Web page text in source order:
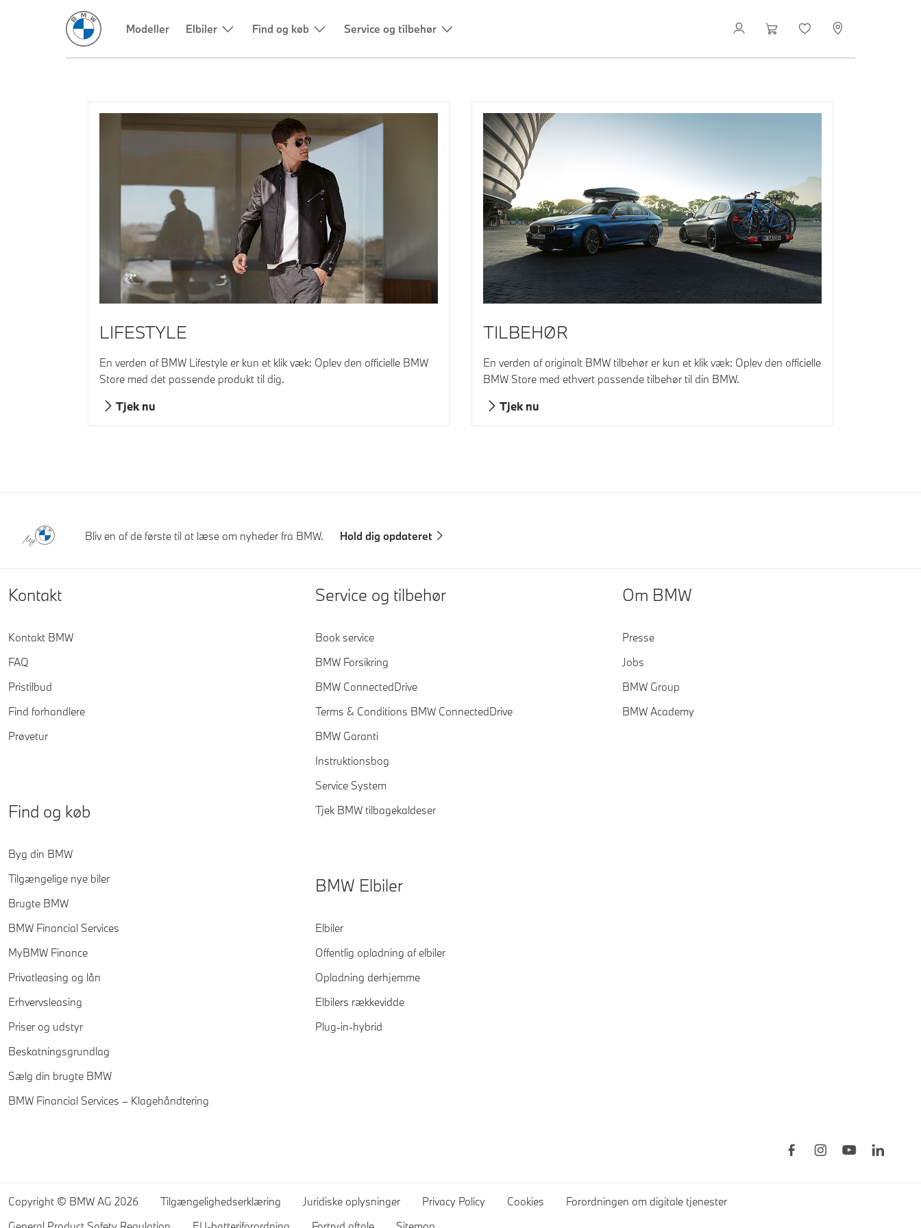
LIFESTYLE
En verden af BMW Lifestyle er kun et klik væk: Oplev den officielle BMW
Store med det passende produkt til dig.
Tjek nu
TILBEHØR
En verden af originalt BMW tilbehør er kun et klik væk: Oplev den officielle
BMW Store med ethvert passende tilbehør til din BMW.
Tjek nu